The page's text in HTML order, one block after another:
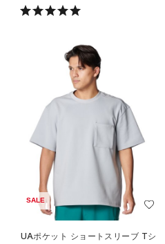
SALE
UAポケット ショートスリーブ Tシ